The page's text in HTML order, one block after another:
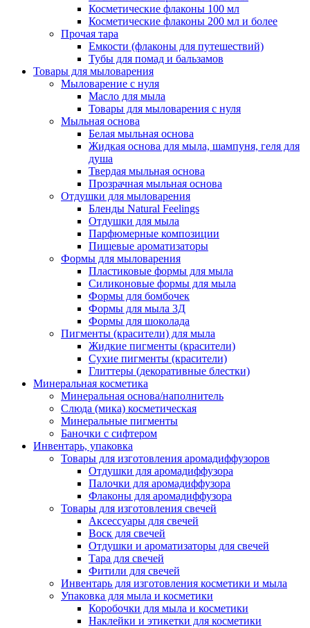
Косметические флаконы 100 мл
Косметические флаконы 200 мл и более
Прочая тара
Емкости (флаконы для путешествий)
Тубы для помад и бальзамов
Товары для мыловарения
Мыловарение с нуля
Масло для мыла
Товары для мыловарения с нуля
Мыльная основа
Белая мыльная основа
Жидкая основа для мыла, шампуня, геля для
душа
Твердая мыльная основа
Прозрачная мыльная основа
Отдушки для мыловарения
Бленды Natural Feelings
Отдушки для мыла
Парфюмерные композиции
Пищевые ароматизаторы
Формы для мыловарения
Пластиковые формы для мыла
Силиконовые формы для мыла
Формы для бомбочек
Формы для мыла 3Д
Формы для шоколада
Пигменты (красители) для мыла
Жидкие пигменты (красители)
Сухие пигменты (красители)
Глиттеры (декоративные блестки)
Минеральная косметика
Минеральная основа/наполнитель
Слюда (мика) косметическая
Минеральные пигменты
Баночки с сифтером
Инвентарь, упаковка
Товары для изготовления аромадиффузоров
Отдушки для аромадиффузора
Палочки для аромадиффузора
Флаконы для аромадиффузора
Товары для изготовления свечей
Аксессуары для свечей
Воск для свечей
Отдушки и ароматизаторы для свечей
Тара для свечей
Фитили для свечей
Инвентарь для изготовления косметики и мыла
Упаковка для мыла и косметики
Коробочки для мыла и косметики
Наклейки и этикетки для косметики